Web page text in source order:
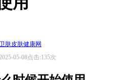
肤皮肤健康网
05-08点击:135次